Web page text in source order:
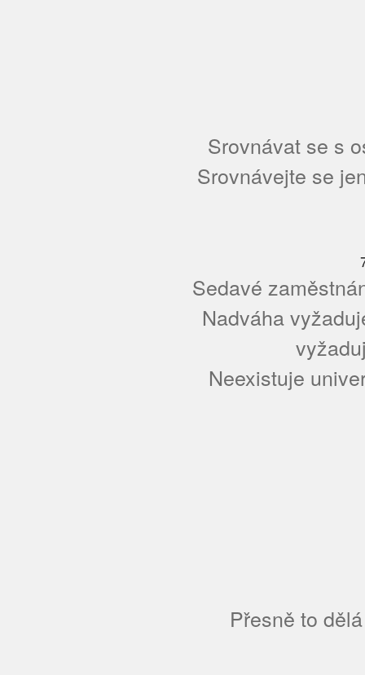
Srovnávat se s
Srovnávejte se
Sedavé
Nadváha
Neexistuje
Přesně to